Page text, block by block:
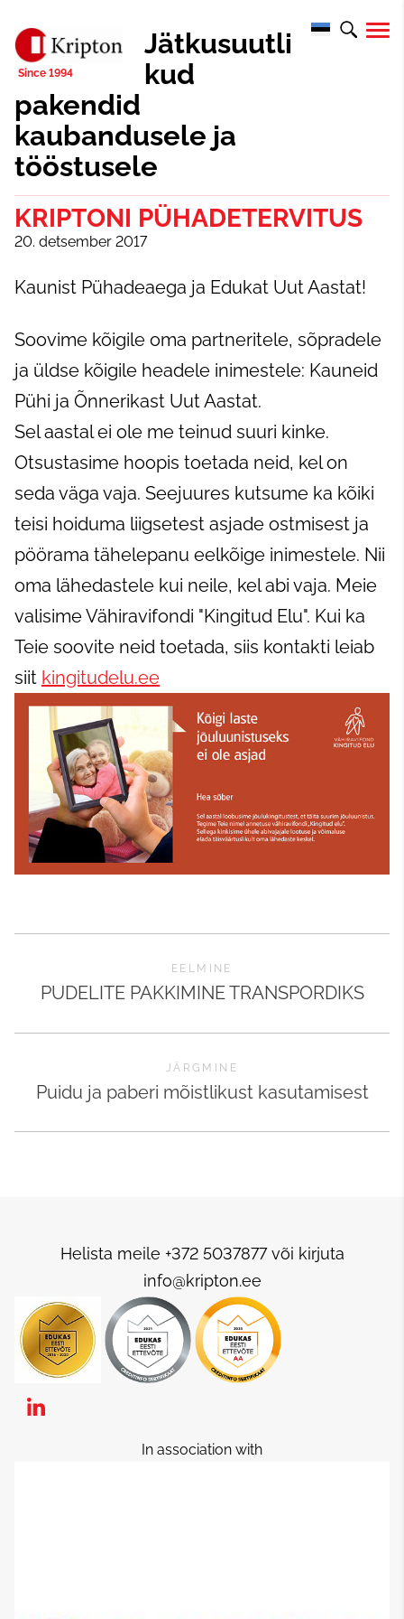
Jätkusuutli
kud
pakendid
kaubandusele ja
tööstusele
KRIPTONI PÜHADETERVITUS
20. detsember 2017
Kaunist Pühadeaega ja Edukat Uut Aastat!
Soovime kõigile oma partneritele, sõpradele
ja üldse kõigile headele inimestele: Kauneid
Pühi ja Õnnerikast Uut Aastat.
Sel aastal ei ole me teinud suuri kinke.
Otsustasime hoopis toetada neid, kel on
seda väga vaja. Seejuures kutsume ka kõiki
teisi hoiduma liigsetest asjade ostmisest ja
pöörama tähelepanu eelkõige inimestele. Nii
oma lähedastele kui neile, kel abi vaja. Meie
valisime Vähiravifondi "Kingitud Elu". Kui ka
Teie soovite neid toetada, siis kontakti leiab
siit kingitudelu.ee
EELMINE
PUDELITE PAKKIMINE TRANSPORDIKS
JÄRGMINE
Puidu ja paberi mõistlikust kasutamisest
Helista meile +372 5037877 või kirjuta
info@kripton.ee
In association with